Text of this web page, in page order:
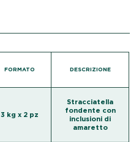
FORMATO DESCRIZIONE
3 kg x 2 pz
Stracciatella
fondente con
inclusioni di
amaretto